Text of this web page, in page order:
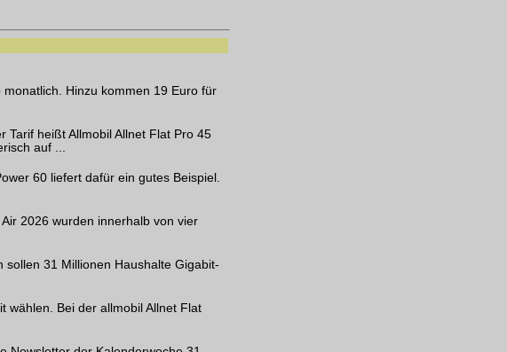
Hinzu kommen 19 Euro für
Tarif heißt Allmobil Allnet Flat Pro 45
auf ...
60 liefert dafür ein gutes Beispiel.
2026 wurden innerhalb von vier
31 Millionen Haushalte Gigabit-
wählen. Bei der allmobil Allnet Flat